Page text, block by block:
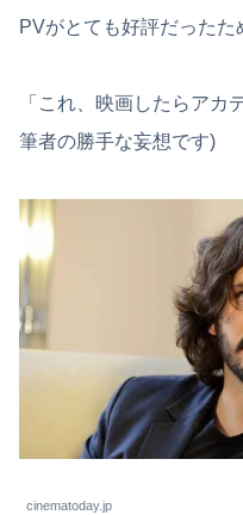
PVがとても好評だったた
「これ、映画したらア
筆者の勝手な妄想です)
cinematoday.jp